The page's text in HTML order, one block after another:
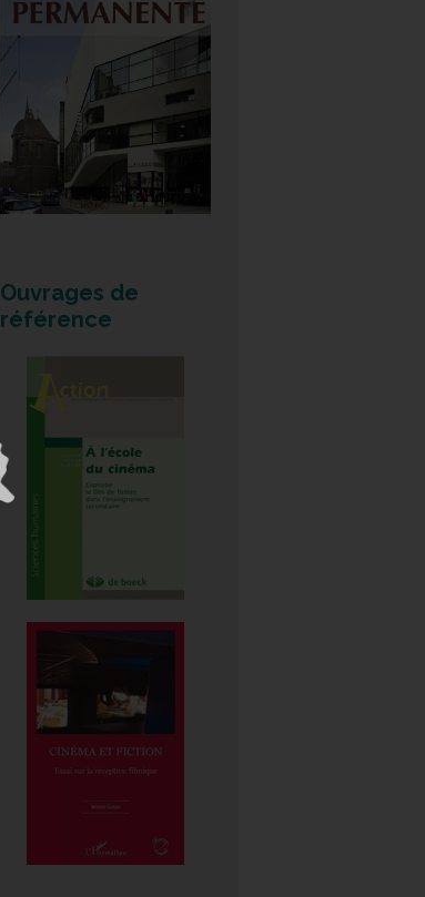
Ouvrages de
référence